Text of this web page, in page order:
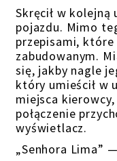
Skręcił w kolejną
pojazdu. Mimo
przepisami, które
zabudowanym.
się, jakby nagle
który umieścił w
miejsca
połączenie
wyświetlacz.
„Senhora Lima”